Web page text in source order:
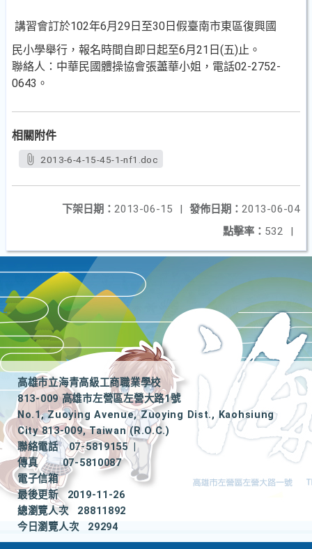
講習會訂於102年6月29日至30日假臺南市東區復興國
民小學舉行，報名時間自即日起至6月21日(五)止。
聯絡人：中華民國體操協會張藎華小姐，電話02-2752-
0643。
相關附件
2013-6-4-15-45-1-nf1.doc
發佈日期： 2013-06-04
下架日期： 2013-06-15
|
點擊率： 532 |
高雄市立海青高級工商職業學校
813-009 高雄市左營區左營大路1號
No.1, Zuoying Avenue, Zuoying Dist., Kaohsiung
City 813-009, Taiwan (R.O.C.)
聯絡電話
07-5819155
|
傳真
07-5810087
電子信箱
最後更新
2019-11-26
總瀏覽人次
28811892
今日瀏覽人次
29294